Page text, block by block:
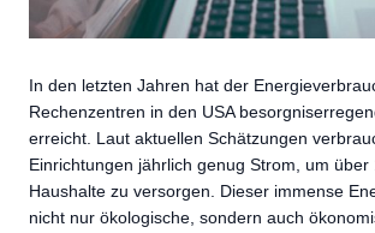
In den letzten Jahren hat der
Rechenzentren in den USA
erreicht. Laut aktuellen Schätzungen
Einrichtungen jährlich genug Strom, um über
Haushalte zu versorgen. Dieser immense
nicht nur ökologische, sondern auch